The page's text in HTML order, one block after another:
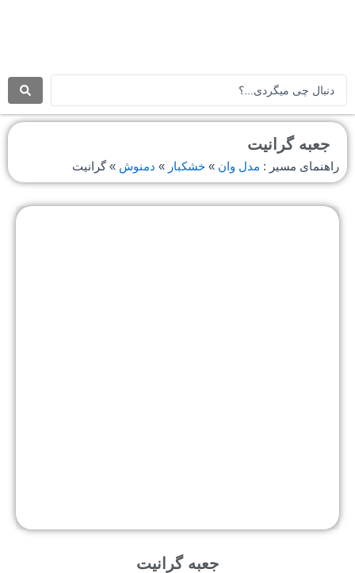
.
.
جعبه گرانیت
راهنمای مسیر : مدل وان » خشکبار » دمنوش »گرانیت
جعبه گرانیت